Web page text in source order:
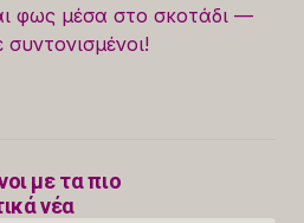
φως μέσα στο σκοτάδι —
συντονισμένοι!
με τα πιο
νέα